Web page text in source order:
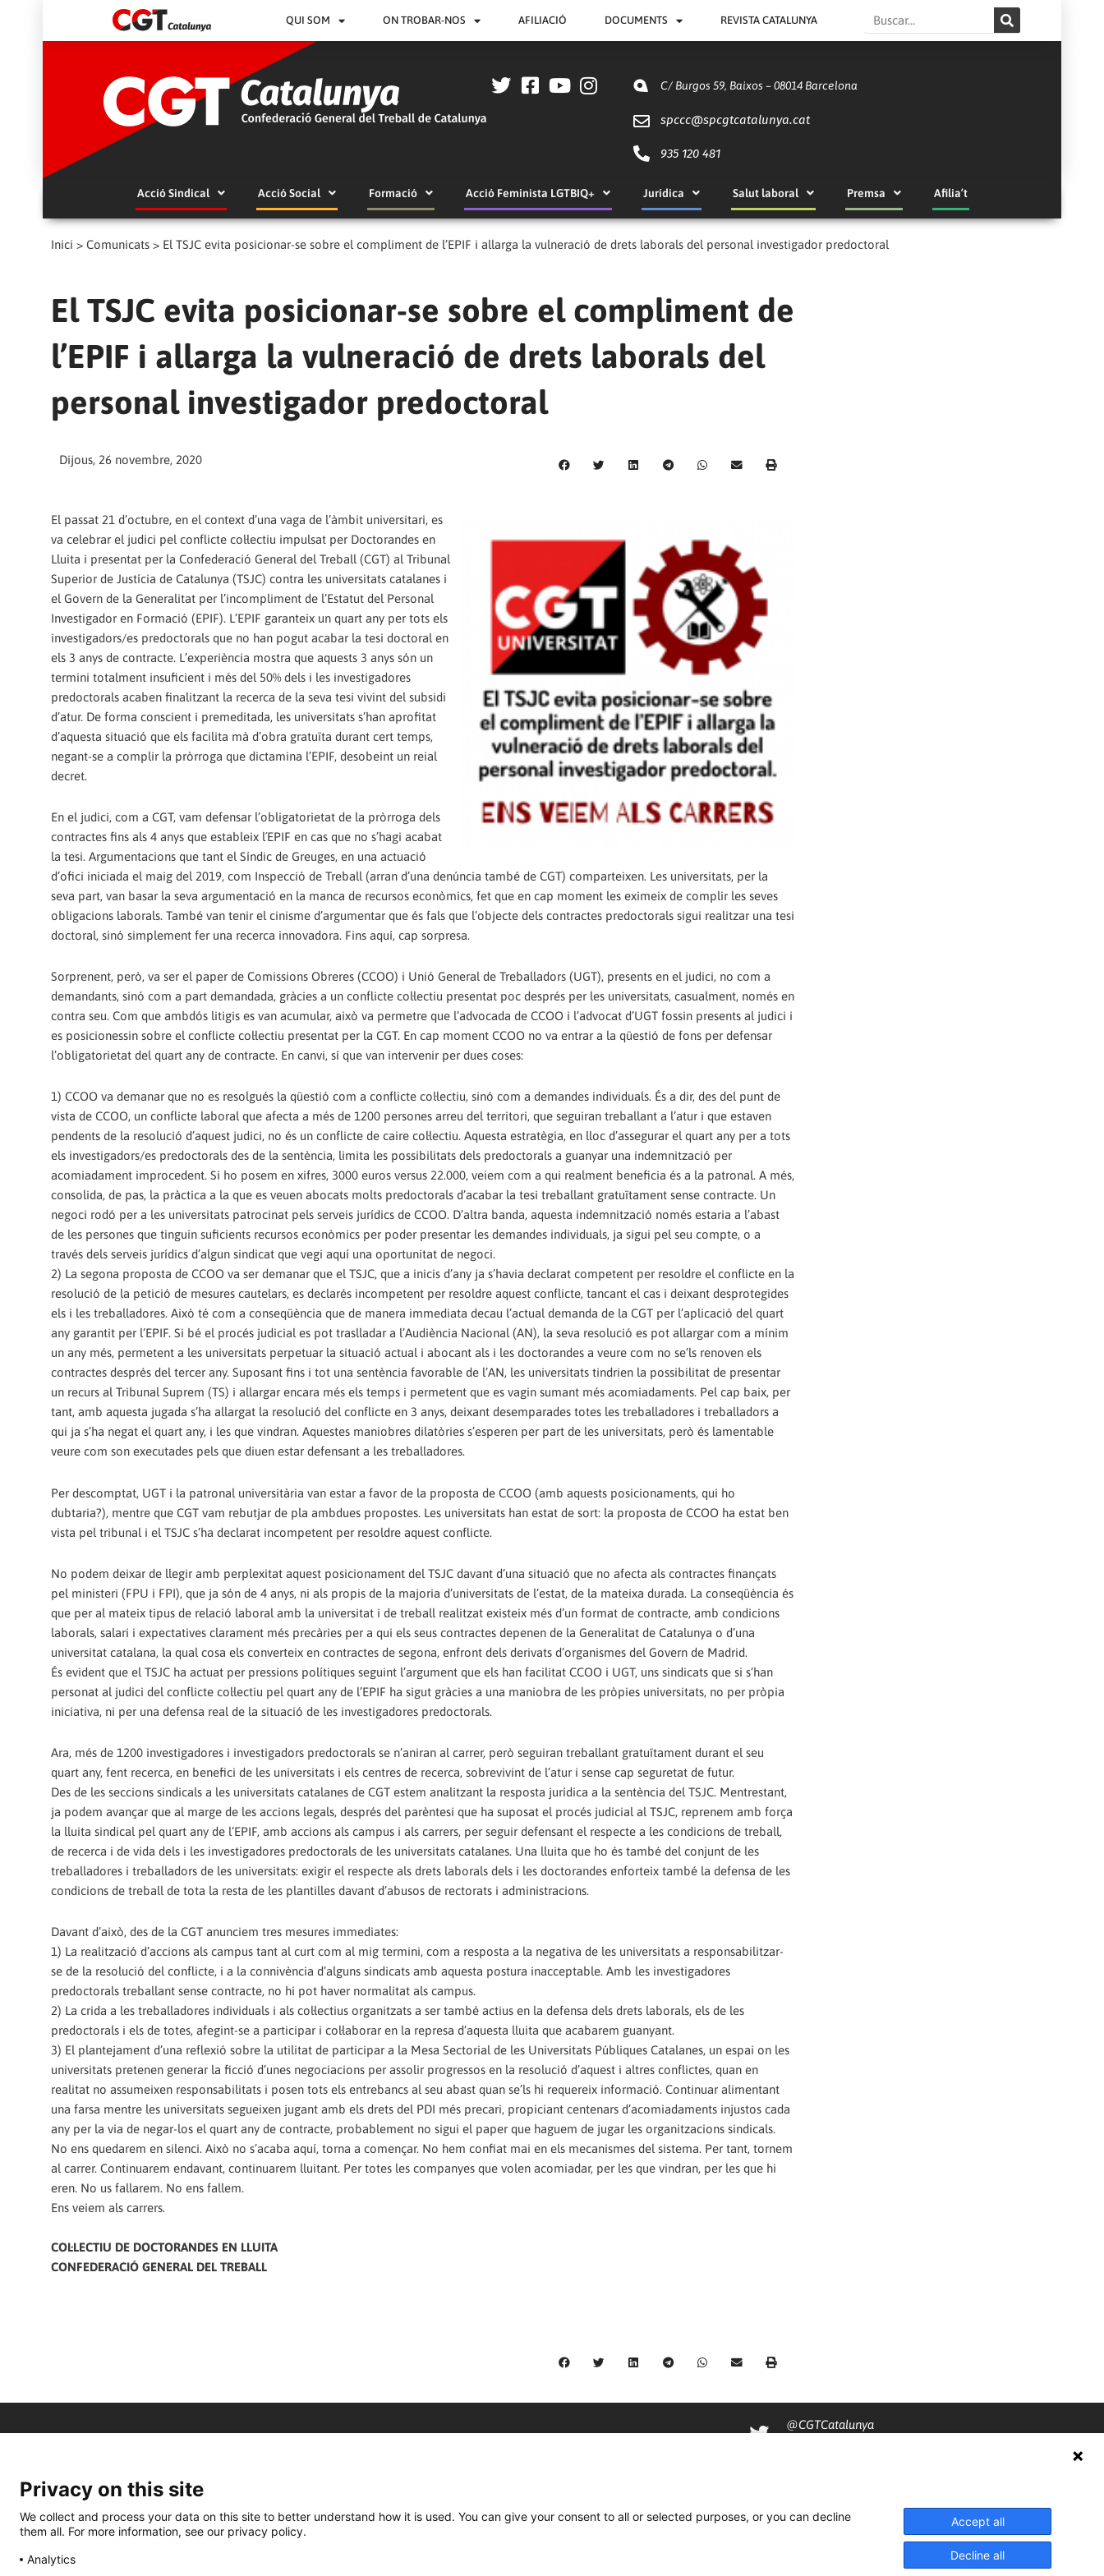
QUI SOM ON TROBAR-NOS AFILIACIÓ DOCUMENTS REVISTA CATALUNYA Search
C/ Burgos 59, Baixos – 08014 Barcelona
spccc@spcgtcatalunya.cat
935 120 481
Acció Sindical Acció Social Formació Acció Feminista LGTBIQ+ Jurídica Salut laboral Premsa Afilia’t
Inici > Comunicats > El TSJC evita posicionar-se sobre el compliment de l’EPIF i allarga la vulneració de drets laborals del personal investigador predoctoral
El TSJC evita posicionar-se sobre el compliment de
l’EPIF i allarga la vulneració de drets laborals del
personal investigador predoctoral
Dijous, 26 novembre, 2020
El passat 21 d’octubre, en el context d’una vaga de l’àmbit universitari, es
va celebrar el judici pel conflicte col·lectiu impulsat per Doctorandes en
Lluita i presentat per la Confederació General del Treball (CGT) al Tribunal
Superior de Justícia de Catalunya (TSJC) contra les universitats catalanes i
el Govern de la Generalitat per l’incompliment de l’Estatut del Personal
Investigador en Formació (EPIF). L’EPIF garanteix un quart any per tots els
investigadors/es predoctorals que no han pogut acabar la tesi doctoral en
els 3 anys de contracte. L’experiència mostra que aquests 3 anys són un
termini totalment insuficient i més del 50% dels i les investigadores
predoctorals acaben finalitzant la recerca de la seva tesi vivint del subsidi
d’atur. De forma conscient i premeditada, les universitats s’han aprofitat
d’aquesta situació que els facilita mà d’obra gratuïta durant cert temps,
negant-se a complir la pròrroga que dictamina l’EPIF, desobeint un reial
decret.
En el judici, com a CGT, vam defensar l’obligatorietat de la pròrroga dels
contractes fins als 4 anys que estableix l´EPIF en cas que no s’hagi acabat
la tesi. Argumentacions que tant el Síndic de Greuges, en una actuació
d’ofici iniciada el maig del 2019, com Inspecció de Treball (arran d’una denúncia també de CGT) comparteixen. Les universitats, per la
seva part, van basar la seva argumentació en la manca de recursos econòmics, fet que en cap moment les eximeix de complir les seves
obligacions laborals. També van tenir el cinisme d’argumentar que és fals que l’objecte dels contractes predoctorals sigui realitzar una tesi
doctoral, sinó simplement fer una recerca innovadora. Fins aquí, cap sorpresa.
Sorprenent, però, va ser el paper de Comissions Obreres (CCOO) i Unió General de Treballadors (UGT), presents en el judici, no com a
demandants, sinó com a part demandada, gràcies a un conflicte col·lectiu presentat poc després per les universitats, casualment, només en
contra seu. Com que ambdós litigis es van acumular, això va permetre que l’advocada de CCOO i l’advocat d’UGT fossin presents al judici i
es posicionessin sobre el conflicte col·lectiu presentat per la CGT. En cap moment CCOO no va entrar a la qüestió de fons per defensar
l’obligatorietat del quart any de contracte. En canvi, sí que van intervenir per dues coses:
1) CCOO va demanar que no es resolgués la qüestió com a conflicte col·lectiu, sinó com a demandes individuals. És a dir, des del punt de
vista de CCOO, un conflicte laboral que afecta a més de 1200 persones arreu del territori, que seguiran treballant a l’atur i que estaven
pendents de la resolució d’aquest judici, no és un conflicte de caire col·lectiu. Aquesta estratègia, en lloc d’assegurar el quart any per a tots
els investigadors/es predoctorals des de la sentència, limita les possibilitats dels predoctorals a guanyar una indemnització per
acomiadament improcedent. Si ho posem en xifres, 3000 euros versus 22.000, veiem com a qui realment beneficia és a la patronal. A més,
consolida, de pas, la pràctica a la que es veuen abocats molts predoctorals d’acabar la tesi treballant gratuïtament sense contracte. Un
negoci rodó per a les universitats patrocinat pels serveis jurídics de CCOO. D’altra banda, aquesta indemnització només estaria a l’abast
de les persones que tinguin suficients recursos econòmics per poder presentar les demandes individuals, ja sigui pel seu compte, o a
través dels serveis jurídics d’algun sindicat que vegi aquí una oportunitat de negoci.
2) La segona proposta de CCOO va ser demanar que el TSJC, que a inicis d’any ja s’havia declarat competent per resoldre el conflicte en la
resolució de la petició de mesures cautelars, es declarés incompetent per resoldre aquest conflicte, tancant el cas i deixant desprotegides
els i les treballadores. Això té com a conseqüència que de manera immediata decau l’actual demanda de la CGT per l’aplicació del quart
any garantit per l’EPIF. Si bé el procés judicial es pot traslladar a l’Audiència Nacional (AN), la seva resolució es pot allargar com a mínim
un any més, permetent a les universitats perpetuar la situació actual i abocant als i les doctorandes a veure com no se’ls renoven els
contractes després del tercer any. Suposant fins i tot una sentència favorable de l’AN, les universitats tindrien la possibilitat de presentar
un recurs al Tribunal Suprem (TS) i allargar encara més els temps i permetent que es vagin sumant més acomiadaments. Pel cap baix, per
tant, amb aquesta jugada s’ha allargat la resolució del conflicte en 3 anys, deixant desemparades totes les treballadores i treballadors a
qui ja s’ha negat el quart any, i les que vindran. Aquestes maniobres dilatòries s’esperen per part de les universitats, però és lamentable
veure com son executades pels que diuen estar defensant a les treballadores.
Per descomptat, UGT i la patronal universitària van estar a favor de la proposta de CCOO (amb aquests posicionaments, qui ho
dubtaria?), mentre que CGT vam rebutjar de pla ambdues propostes. Les universitats han estat de sort: la proposta de CCOO ha estat ben
vista pel tribunal i el TSJC s’ha declarat incompetent per resoldre aquest conflicte.
No podem deixar de llegir amb perplexitat aquest posicionament del TSJC davant d’una situació que no afecta als contractes finançats
pel ministeri (FPU i FPI), que ja són de 4 anys, ni als propis de la majoria d’universitats de l’estat, de la mateixa durada. La conseqüència és
que per al mateix tipus de relació laboral amb la universitat i de treball realitzat existeix més d’un format de contracte, amb condicions
laborals, salari i expectatives clarament més precàries per a qui els seus contractes depenen de la Generalitat de Catalunya o d’una
universitat catalana, la qual cosa els converteix en contractes de segona, enfront dels derivats d’organismes del Govern de Madrid.
És evident que el TSJC ha actuat per pressions polítiques seguint l’argument que els han facilitat CCOO i UGT, uns sindicats que si s’han
personat al judici del conflicte col·lectiu pel quart any de l’EPIF ha sigut gràcies a una maniobra de les pròpies universitats, no per pròpia
iniciativa, ni per una defensa real de la situació de les investigadores predoctorals.
Ara, més de 1200 investigadores i investigadors predoctorals se n’aniran al carrer, però seguiran treballant gratuïtament durant el seu
quart any, fent recerca, en benefici de les universitats i els centres de recerca, sobrevivint de l’atur i sense cap seguretat de futur.
Des de les seccions sindicals a les universitats catalanes de CGT estem analitzant la resposta jurídica a la sentència del TSJC. Mentrestant,
ja podem avançar que al marge de les accions legals, després del parèntesi que ha suposat el procés judicial al TSJC, reprenem amb força
la lluita sindical pel quart any de l’EPIF, amb accions als campus i als carrers, per seguir defensant el respecte a les condicions de treball,
de recerca i de vida dels i les investigadores predoctorals de les universitats catalanes. Una lluita que ho és també del conjunt de les
treballadores i treballadors de les universitats: exigir el respecte als drets laborals dels i les doctorandes enforteix també la defensa de les
condicions de treball de tota la resta de les plantilles davant d’abusos de rectorats i administracions.
Davant d’això, des de la CGT anunciem tres mesures immediates:
1) La realització d’accions als campus tant al curt com al mig termini, com a resposta a la negativa de les universitats a responsabilitzar-
se de la resolució del conflicte, i a la connivència d’alguns sindicats amb aquesta postura inacceptable. Amb les investigadores
predoctorals treballant sense contracte, no hi pot haver normalitat als campus.
2) La crida a les treballadores individuals i als col·lectius organitzats a ser també actius en la defensa dels drets laborals, els de les
predoctorals i els de totes, afegint-se a participar i col·laborar en la represa d’aquesta lluita que acabarem guanyant.
3) El plantejament d’una reflexió sobre la utilitat de participar a la Mesa Sectorial de les Universitats Públiques Catalanes, un espai on les
universitats pretenen generar la ficció d’unes negociacions per assolir progressos en la resolució d’aquest i altres conflictes, quan en
realitat no assumeixen responsabilitats i posen tots els entrebancs al seu abast quan se’ls hi requereix informació. Continuar alimentant
una farsa mentre les universitats segueixen jugant amb els drets del PDI més precari, propiciant centenars d’acomiadaments injustos cada
any per la via de negar-los el quart any de contracte, probablement no sigui el paper que haguem de jugar les organitzacions sindicals.
No ens quedarem en silenci. Això no s’acaba aquí, torna a començar. No hem confiat mai en els mecanismes del sistema. Per tant, tornem
al carrer. Continuarem endavant, continuarem lluitant. Per totes les companyes que volen acomiadar, per les que vindran, per les que hi
eren. No us fallarem. No ens fallem.
Ens veiem als carrers.
COL·LECTIU DE DOCTORANDES EN LLUITA
CONFEDERACIÓ GENERAL DEL TREBALL
@CGTCatalunya
cgtcatalunya
Privacy on this site
We collect and process your data on this site to better understand how it is used. You can give your consent to all or selected purposes, or you can decline
them all. For more information, see our privacy policy.
Analytics
Accept all
Decline all